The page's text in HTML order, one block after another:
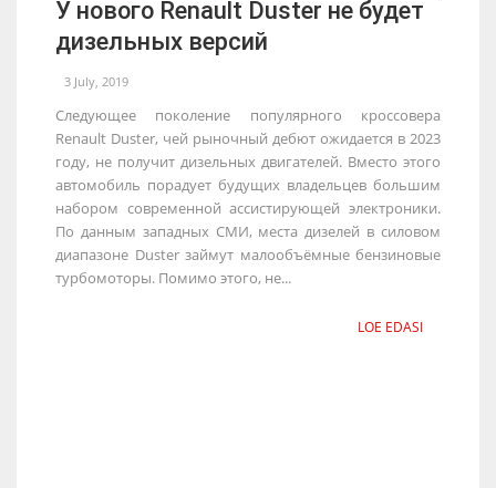
У нового Renault Duster не будет
дизельных версий
3 July, 2019
Следующее поколение популярного кроссовера
Renault Duster, чей рыночный дебют ожидается в 2023
году, не получит дизельных двигателей. Вместо этого
автомобиль порадует будущих владельцев большим
набором современной ассистирующей электроники.
По данным западных СМИ, места дизелей в силовом
диапазоне Duster займут малообъёмные бензиновые
турбомоторы. Помимо этого, не...
LOE EDASI